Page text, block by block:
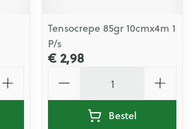
Tensocrepe 85gr 10cmx4m 1
P/s
€ 2,98
Bestel